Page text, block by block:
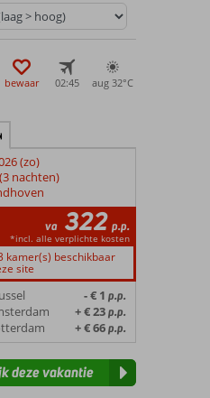
bewaar 02:45 aug 32°C
(zo)
nachten)
va 322 p.p.
*incl. alle verplichte kosten
kamer(s) beschikbaar
site
- € 1 p.p.
+ € 23p.p.
+ € 66p.p.
deze vakantie